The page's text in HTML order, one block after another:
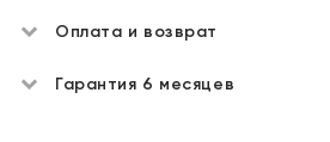
Оплата и возврат
Гарантия 6 месяцев